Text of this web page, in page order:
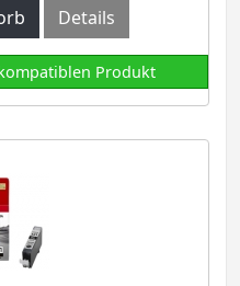
Details
Produkt